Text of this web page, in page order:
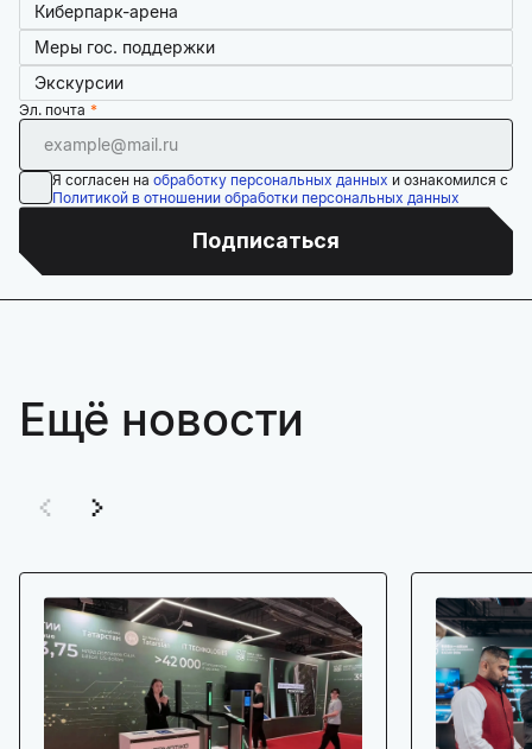
Киберпарк-арена
Меры гос. поддержки
Экскурсии
Эл. почта
Я согласен на обработку персональных данных и ознакомился с
Политикой в отношении обработки персональных данных
Подписаться
Ещё новости